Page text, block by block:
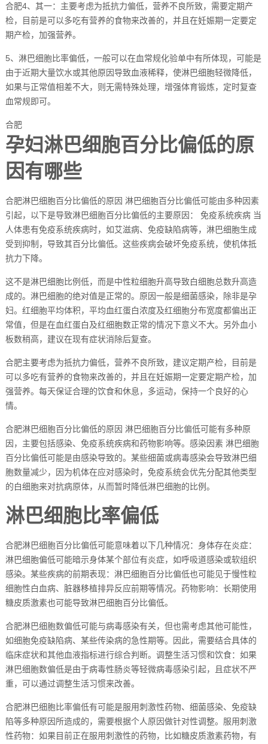
合肥4、其一：主要考虑为抵抗力偏低，营养不良所致，需要定期产
检，目前是可以多吃有营养的食物来改善的，并且在妊娠期一定要定
期产检，加强营养。
5、淋巴细胞比率偏低，一般可以在血常规化验单中有所体现，可能是
由于近期大量饮水或其他原因导致血液稀释，使淋巴细胞轻微降低，
如果与正常值相差不大，则无需特殊处理，增强体育锻炼，定时复查
血常规即可。
合肥
孕妇淋巴细胞百分比偏低的原
因有哪些
合肥淋巴细胞百分比偏低的原因 淋巴细胞百分比偏低可能由多种因素
引起，以下是导致淋巴细胞百分比偏低的主要原因： 免疫系统疾病 当
人体患有免疫系统疾病时，如艾滋病、免疫缺陷病等，淋巴细胞生成
受到抑制，导致其百分比偏低。这些疾病会破坏免疫系统，使机体抵
抗力下降。
这不是淋巴细胞比例低，而是中性粒细胞升高导致白细胞总数升高造
成的。淋巴细胞的绝对值是正常的。原因一般是细菌感染，除非是孕
妇。红细胞平均体积，平均血红蛋白浓度及红细胞分布宽度都偏出正
常值，但是在血红蛋白及红细胞数正常的情况下意义不大。另外血小
板数稍高，建议在现有症状消除后复查。
合肥主要考虑为抵抗力偏低，营养不良所致，建议定期产检，目前是
可以多吃有营养的食物来改善的，并且在妊娠期一定要定期产检，加
强营养。每天保证合理的饮食和休息，多运动，保持一个良好的心
情。
合肥淋巴细胞百分比偏低的原因 淋巴细胞百分比偏低可能有多种原
因，主要包括感染、免疫系统疾病和药物影响等。感染因素 淋巴细胞
百分比偏低可能是由感染导致的。某些细菌或病毒感染会导致淋巴细
胞数量减少，因为机体在应对感染时，免疫系统会优先分配其他类型
的白细胞来对抗病原体，从而暂时降低淋巴细胞的比例。
淋巴细胞比率偏低
合肥淋巴细胞百分比偏低可能意味着以下几种情况：身体存在炎症：
淋巴细胞偏低可能暗示身体某个部位有炎症，如呼吸道感染或软组织
感染。某些疾病的前期表现：淋巴细胞百分比偏低也可能见于慢性粒
细胞性白血病、脏器移植排异反应前期等情况。药物影响：长期使用
糖皮质激素也可能导致淋巴细胞百分比偏低。
合肥淋巴细胞数偏低可能与病毒感染有关，但也需考虑其他可能性，
如细胞免疫缺陷病、某些传染病的急性期等。因此，需要结合具体的
临床症状和其他血液指标进行综合判断。调整生活习惯和饮食：如果
淋巴细胞数偏低是由于病毒性肠炎等轻微病毒感染引起，且症状不严
重，可以通过调整生活习惯来改善。
合肥淋巴细胞比率偏低有可能是服用刺激性药物、细菌感染、免疫缺
陷等多种原因所造成的，需要根据个人原因做针对性调整。服用刺激
性药物：如果目前正在服用刺激性的药物，比如糖皮质激素药物，有